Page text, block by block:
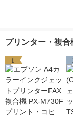
プリンター・複
1